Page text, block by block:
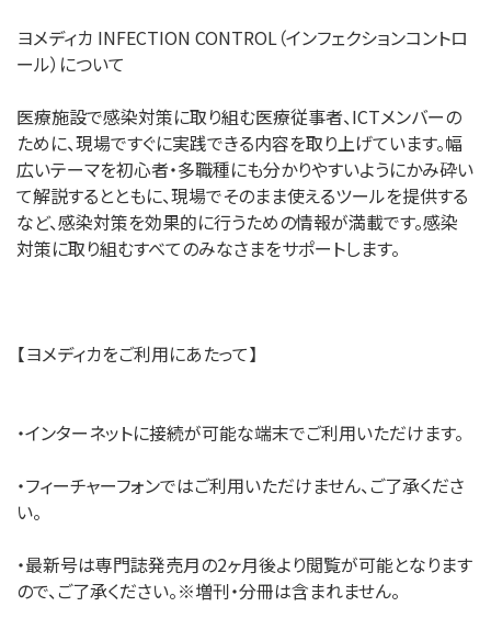
ヨメディカ INFECTION CONTROL（インフェクションコントロ
ール）について
医療施設で感染対策に取り組む医療従事者、ICTメンバーの
ために、現場ですぐに実践できる内容を取り上げています。幅
広いテーマを初心者・多職種にも分かりやすいようにかみ砕い
て解説するとともに、現場でそのまま使えるツールを提供する
など、感染対策を効果的に行うための情報が満載です。感染
対策に取り組むすべてのみなさまをサポートします。
【ヨメディカをご利用にあたって】
・インターネットに接続が可能な端末でご利用いただけます。
・フィーチャーフォンではご利用いただけません、ご了承くださ
い。
・最新号は専門誌発売月の2ヶ月後より閲覧が可能となります
ので、ご了承ください。※増刊・分冊は含まれません。